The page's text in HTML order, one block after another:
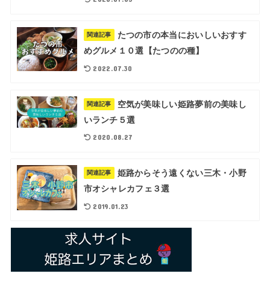
関連記事
たつの市の本当においしいおすす
めグルメ１０選【たつのの種】
2022.07.30
関連記事
空気が美味しい姫路夢前の美味し
いランチ５選
2020.08.27
関連記事
姫路からそう遠くない三木・小野
市オシャレカフェ３選
2019.01.23